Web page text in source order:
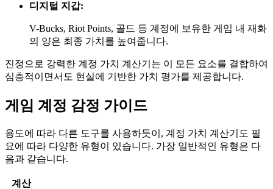
디지털 지갑:
V-Bucks, Riot Points, 골드 등 계정에 보유한 게임 내 재화
의 양은 최종 가치를 높여줍니다.
진정으로 강력한 계정 가치 계산기는 이 모든 요소를 결합하여
심층적이면서도 현실에 기반한 가치 평가를 제공합니다.
게임 계정 감정 가이드
용도에 따라 다른 도구를 사용하듯이, 계정 가치 계산기도 필
요에 따라 다양한 유형이 있습니다. 가장 일반적인 유형은 다
음과 같습니다.
계산